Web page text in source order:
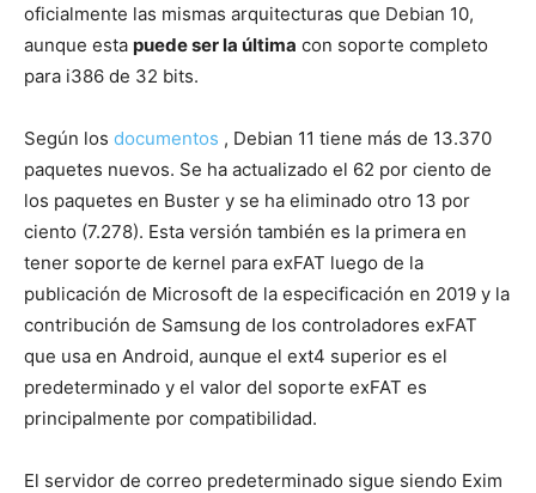
oficialmente las mismas arquitecturas que Debian 10,
aunque esta puede ser la última con soporte completo
para i386 de 32 bits.
Según los documentos , Debian 11 tiene más de 13.370
paquetes nuevos. Se ha actualizado el 62 por ciento de
los paquetes en Buster y se ha eliminado otro 13 por
ciento (7.278). Esta versión también es la primera en
tener soporte de kernel para exFAT luego de la
publicación de Microsoft de la especificación en 2019 y la
contribución de Samsung de los controladores exFAT
que usa en Android, aunque el ext4 superior es el
predeterminado y el valor del soporte exFAT es
principalmente por compatibilidad.
El servidor de correo predeterminado sigue siendo Exim